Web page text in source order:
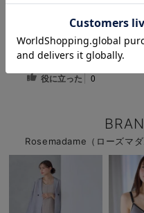
産後授乳服【出産後も長く使
ム）
役に立った 0
Rosemadame（ローズマ
お気に入